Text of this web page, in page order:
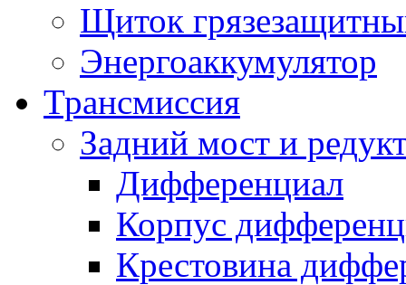
Щиток
Энергоаккумулятор
Трансмиссия
Задний мост и
Дифференциал
Корпус
Крестовина